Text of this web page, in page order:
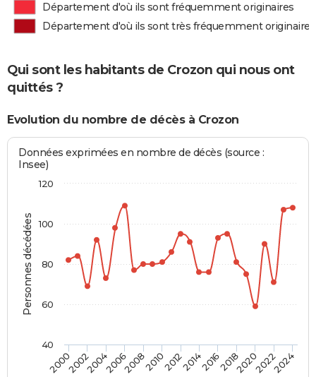
Département d'où ils sont fréquemment originaires
Département d'où ils sont très fréquemment originaires
Qui sont les habitants de Crozon qui nous ont
quittés ?
Evolution du nombre de décès à Crozon
Personnes décédées
Données exprimées en nombre de décès (source :
Insee)
2000200220042006200820102012201420162018202020222024
40
60
80
100
120